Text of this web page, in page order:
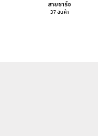
สายชาร์จ
37 สินค้า